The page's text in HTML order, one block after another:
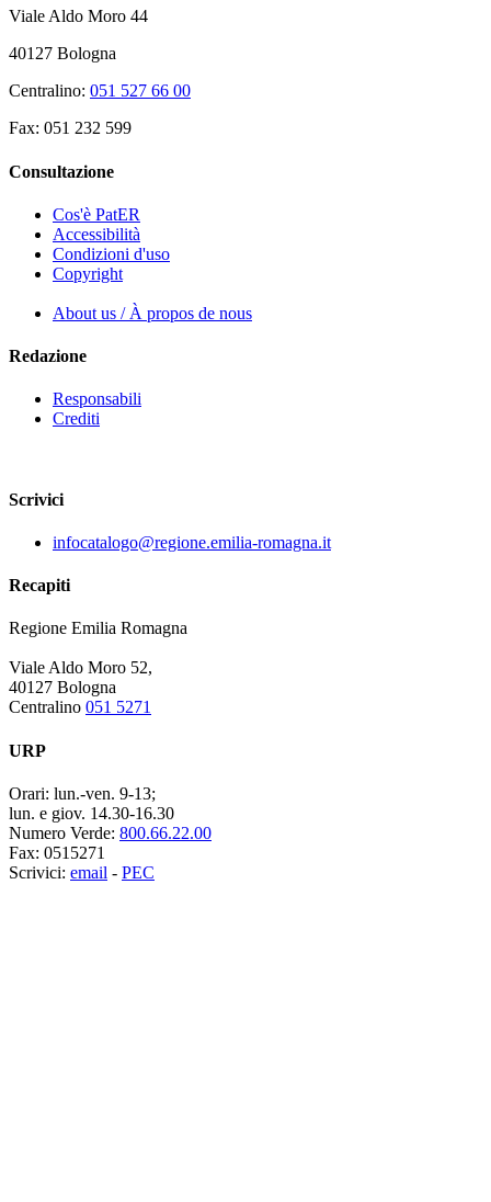
Viale Aldo Moro 44
40127 Bologna
Centralino: 051 527 66 00
Fax: 051 232 599
Consultazione
Cos'è PatER
Accessibilità
Condizioni d'uso
Copyright
About us / À propos de nous
Redazione
Responsabili
Crediti
Scrivici
infocatalogo@regione.emilia-romagna.it
Recapiti
Regione Emilia Romagna
Viale Aldo Moro 52,
40127 Bologna
Centralino 051 5271
URP
Orari: lun.-ven. 9-13;
lun. e giov. 14.30-16.30
Numero Verde: 800.66.22.00
Fax: 0515271
Scrivici: email - PEC